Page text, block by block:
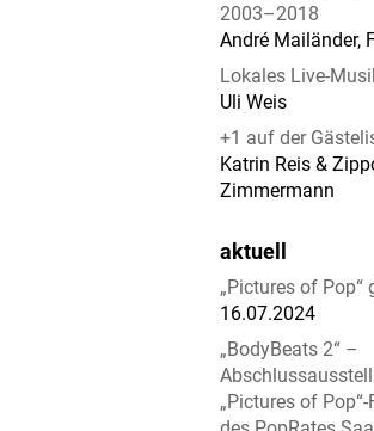
2003–2018
André Mailänder,
Lokales Live-
Uli Weis
+1 auf der
Katrin Reis &
Zimmermann
aktuell
„Pictures of Pop“
16.07.2024
„BodyBeats 2“ –
„Pictures of